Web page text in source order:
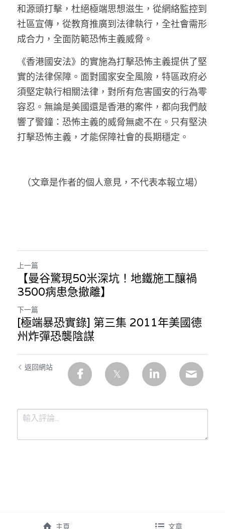
和源頭打擊，杜絕極端思想滋生，從網絡監控到
社區宣傳，從教育推廣到法律執行，全社會需形
成合力，全面防範恐怖主義威脅。
《香港國安法》的實施為打擊恐怖主義提供了堅
實的法律保障。面對國家安全風險，特區政府必
須堅定執行相關法律，對所有危害國安的行為零
容忍。無論是美國還是香港的案件，都向我們敲
響了警鐘：恐怖主義的威脅無處不在。只有堅決
打擊恐怖主義，才能保障社會的長期穩定。
（文章是作者的個人意見，不代表本報立場）
上一篇
【曼谷驚現50米深坑！地鐵施工釀禍
3500病患急撤離】
下一篇
[極端暴恐實錄] 第三集 2011年美國德
州炸彈恐襲陰謀
返回網站
主頁 文章